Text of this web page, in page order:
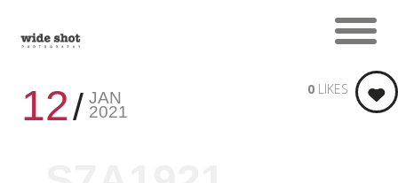
12 JAN
2021
0 LIKES